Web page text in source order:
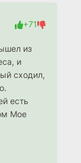
+71
из
и
сходил,
есть
Мое